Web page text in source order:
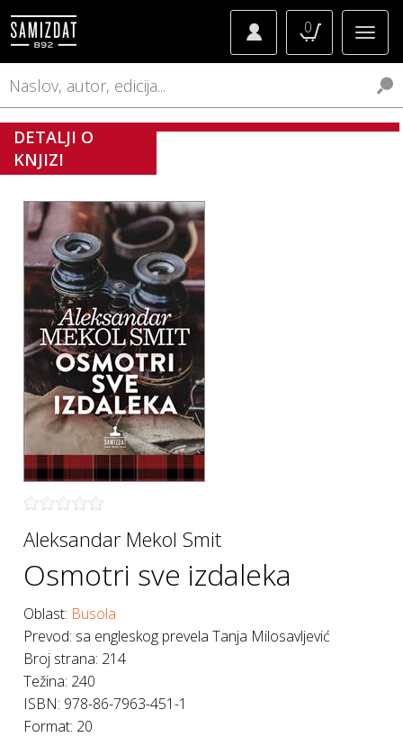
0
DETALJI O
KNJIZI
Aleksandar Mekol Smit
Osmotri sve izdaleka
Oblast: Busola
Prevod: sa engleskog prevela Tanja Milosavljević
Broj strana: 214
Težina: 240
ISBN: 978-86-7963-451-1
Format: 20